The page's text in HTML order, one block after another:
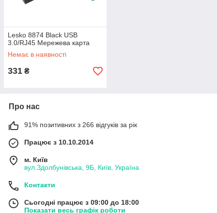
Lesko 8874 Black USB
3.0/RJ45 Мережева карта
Немає в наявності
331 ₴
Про нас
91% позитивних з 266 відгуків за рік
Працює з 10.10.2014
м. Київ
вул.Здолбунівська, 9Б, Київ, Україна
Контакти
Сьогодні працює з 09:00 до 18:00
Показати весь графік роботи